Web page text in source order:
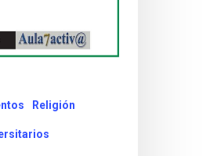
Religión